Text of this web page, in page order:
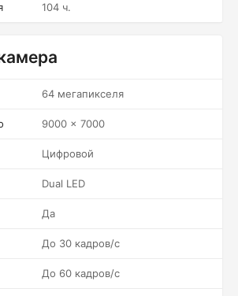
104 ч.
64 мегапикселя
9000 x 7000
Цифровой
Dual LED
Да
До 30 кадров/c
До 60 кадров/c